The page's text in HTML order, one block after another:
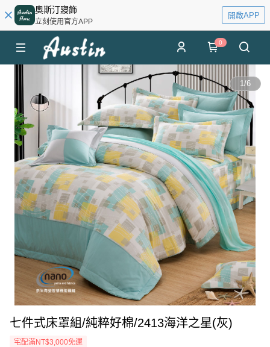
奧斯汀寢飾
立刻使用官方APP
開啟APP
0
1/6
七件式床罩組/純粹好棉/2413海洋之星(灰)
宅配滿NT$3,000免運